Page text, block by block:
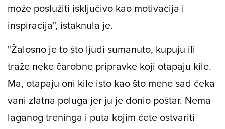
možete izgledati kao ja, niti ja mogu znati kao
vi. Svi smo mi jedinstveni, a netko drugi vam
može poslužiti isključivo kao motivacija i
inspiracija", istaknula je.
"Žalosno je to što ljudi sumanuto, kupuju ili
traže neke čarobne pripravke koji otapaju kile.
Ma, otapaju oni kile isto kao što mene sad čeka